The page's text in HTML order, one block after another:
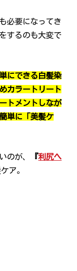
必要になってき
するのも大変で
にできる白髪染
カラートリート
トメントしなが
単に「美髪ケ
のが、 『利尻ヘ
ア。